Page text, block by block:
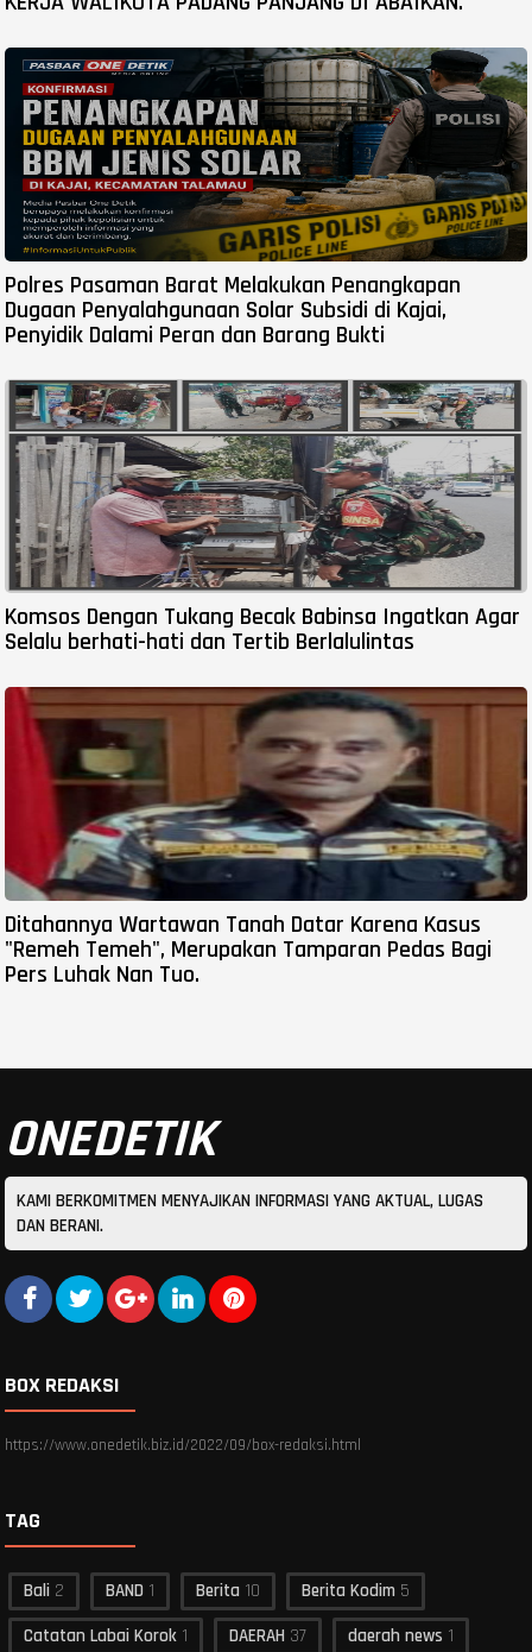
Polres Pasaman Barat Melakukan Penangkapan
Dugaan Penyalahgunaan Solar Subsidi di Kajai,
Penyidik Dalami Peran dan Barang Bukti
Komsos Dengan Tukang Becak Babinsa Ingatkan Agar
Selalu berhati-hati dan Tertib Berlalulintas
Ditahannya Wartawan Tanah Datar Karena Kasus
"Remeh Temeh", Merupakan Tamparan Pedas Bagi
Pers Luhak Nan Tuo.
ONEDETIK
KAMI BERKOMITMEN MENYAJIKAN INFORMASI YANG AKTUAL, LUGAS
DAN BERANI.
BOX REDAKSI
https://www.onedetik.biz.id/2022/09/box-redaksi.html
TAG
Bali 2 BAND 1 Berita 10 Berita Kodim 5
Catatan Labai Korok 1 DAERAH 37 daerah news 1